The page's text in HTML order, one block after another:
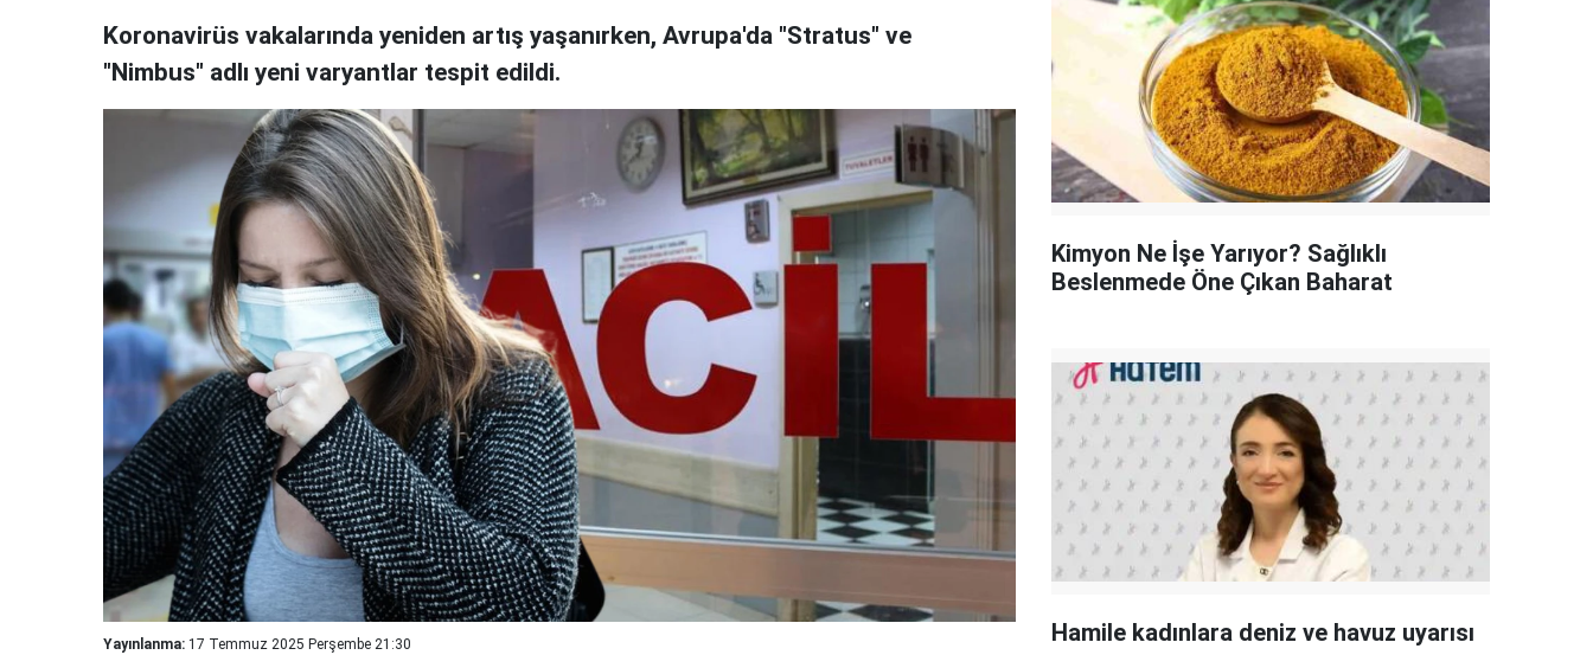
Koronavirüs vakalarında yeniden artış yaşanırken, Avrupa'da "Stratus" ve
"Nimbus" adlı yeni varyantlar tespit edildi.
Yayınlanma: 17 Temmuz 2025 Perşembe 21:30
Kimyon Ne İşe Yarıyor? Sağlıklı
Beslenmede Öne Çıkan Baharat
Hamile kadınlara deniz ve havuz uyarısı